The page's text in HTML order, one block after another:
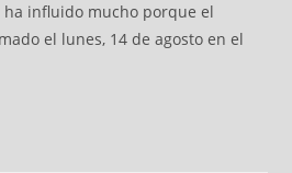
influido mucho porque el
el lunes, 14 de agosto en el